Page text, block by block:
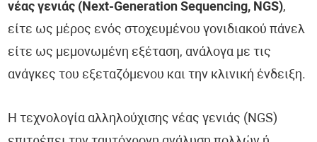
νέας γενιάς (Next-Generation Sequencing, NGS),
είτε ως μέρος ενός στοχευμένου γονιδιακού πάνελ
είτε ως μεμονωμένη εξέταση, ανάλογα με τις
ανάγκες του εξεταζόμενου και την κλινική ένδειξη.
Η τεχνολογία αλληλούχισης νέας γενιάς (NGS)